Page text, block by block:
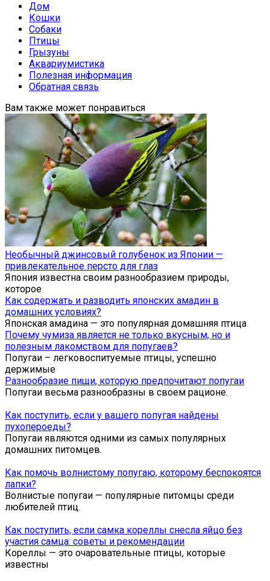
Дом
Кошки
Собаки
Птицы
Грызуны
Аквариумистика
Полезная информация
Обратная связь
Вам также может понравиться
Необычный джинсовый голубенок из Японии —
привлекательное персто для глаз
Япония известна своим разнообразием природы,
которое
Как содержать и разводить японских амадин в
домашних условиях?
Японская амадина — это популярная домашняя птица
Почему чумиза является не только вкусным, но и
полезным лакомством для попугаев?
Попугаи – легковоспитуемые птицы, успешно
держимые
Разнообразие пищи, которую предпочитают попугаи
Попугаи весьма разнообразны в своем рационе.
Как поступить, если у вашего попугая найдены
пухопероеды?
Попугаи являются одними из самых популярных
домашних питомцев.
Как помочь волнистому попугаю, которому беспокоятся
лапки?
Волнистые попугаи — популярные питомцы среди
любителей птиц.
Как поступить, если самка кореллы снесла яйцо без
участия самца: советы и рекомендации
Кореллы — это очаровательные птицы, которые
известны